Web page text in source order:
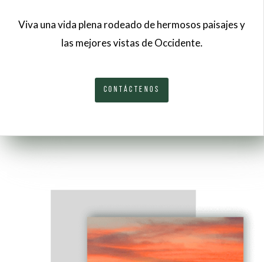
Viva una vida plena rodeado de hermosos paisajes y
las mejores vistas de Occidente.
CONTÁCTENOS